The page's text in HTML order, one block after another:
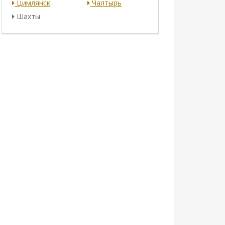
Цимлянск
Чалтырь
Шахты